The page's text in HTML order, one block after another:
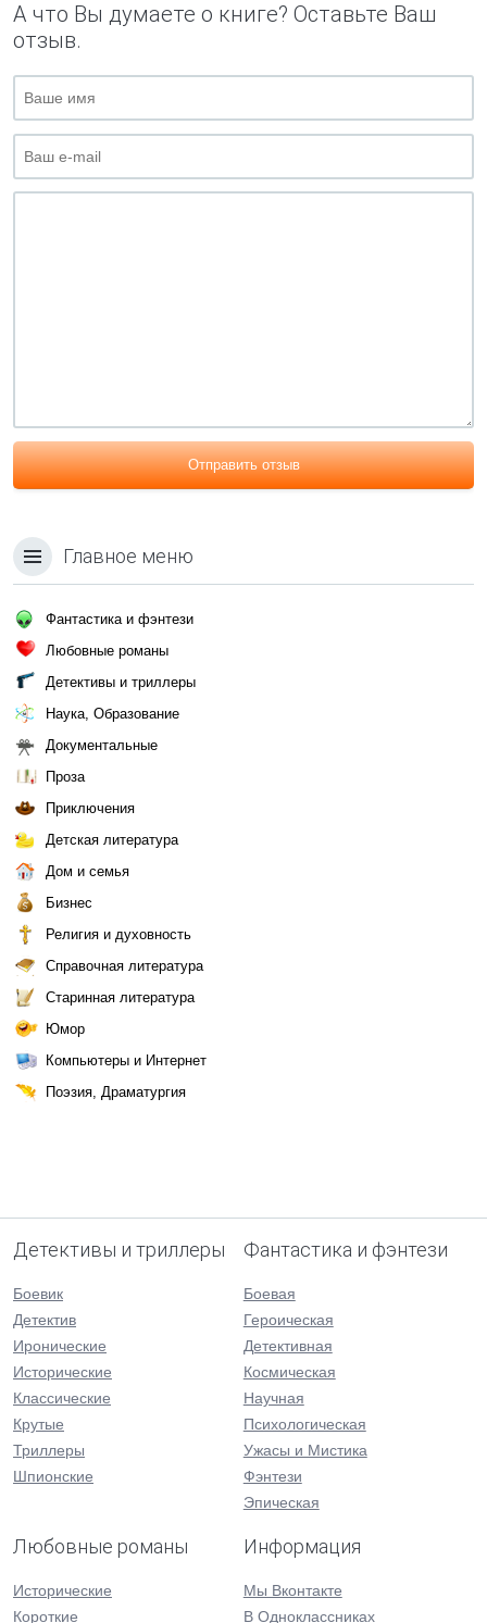
А что Вы думаете о книге? Оставьте Ваш
отзыв.
Отправить отзыв
Главное меню
Фантастика и фэнтези
Любовные романы
Детективы и триллеры
Наука, Образование
Документальные
Проза
Приключения
Детская литература
Дом и семья
Бизнес
Религия и духовность
Справочная литература
Старинная литература
Юмор
Компьютеры и Интернет
Поэзия, Драматургия
Детективы и триллеры
Боевик
Детектив
Иронические
Исторические
Классические
Крутые
Триллеры
Шпионские
Фантастика и фэнтези
Боевая
Героическая
Детективная
Космическая
Научная
Психологическая
Ужасы и Мистика
Фэнтези
Эпическая
Любовные романы
Исторические
Короткие
Информация
Мы Вконтакте
В Одноклассниках